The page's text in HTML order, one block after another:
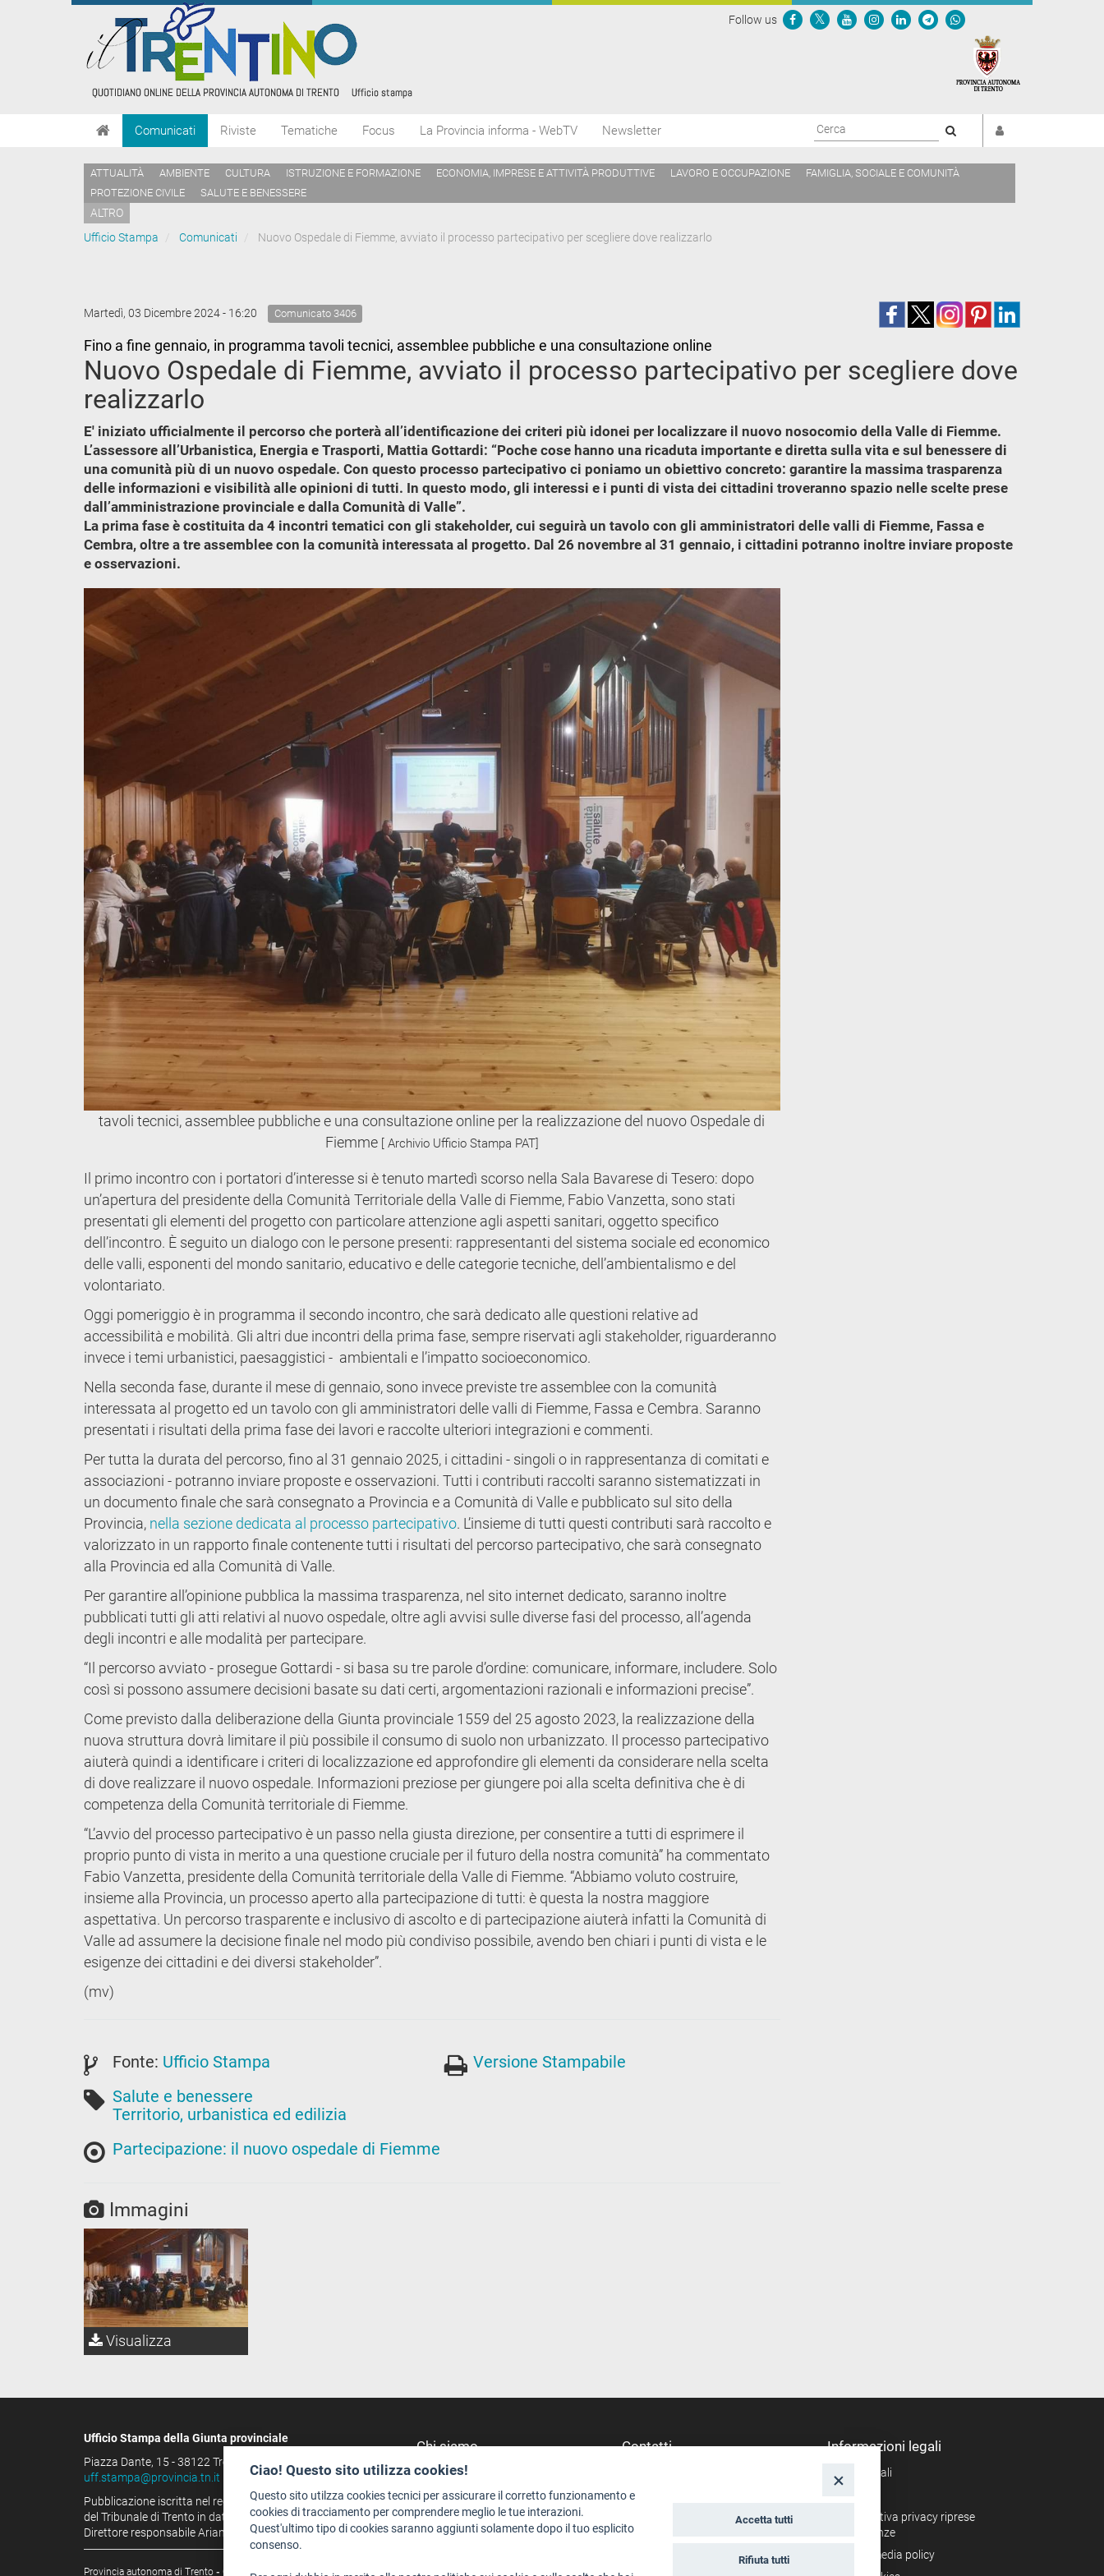
Follow us
Comunicati Riviste Tematiche Focus La Provincia informa - WebTV Newsletter
ATTUALITÀ AMBIENTE CULTURA ISTRUZIONE E FORMAZIONE ECONOMIA, IMPRESE E ATTIVITÀ PRODUTTIVE LAVORO E OCCUPAZIONE
FAMIGLIA, SOCIALE E COMUNITÀ
PROTEZIONE CIVILE
SALUTE E BENESSERE
ALTRO
Ufficio Stampa
Comunicati Nuovo Ospedale di Fiemme, avviato il processo partecipativo per scegliere dove realizzarlo
Martedì, 03 Dicembre 2024 - 16:20 Comunicato 3406
Fino a fine gennaio, in programma tavoli tecnici, assemblee pubbliche e una consultazione online
Nuovo Ospedale di Fiemme, avviato il processo partecipativo per scegliere dove
realizzarlo
E' iniziato ufficialmente il percorso che porterà all’identificazione dei criteri più idonei per localizzare il nuovo nosocomio della Valle di Fiemme.
L’assessore all’Urbanistica, Energia e Trasporti, Mattia Gottardi: “Poche cose hanno una ricaduta importante e diretta sulla vita e sul benessere di
una comunità più di un nuovo ospedale. Con questo processo partecipativo ci poniamo un obiettivo concreto: garantire la massima trasparenza
delle informazioni e visibilità alle opinioni di tutti. In questo modo, gli interessi e i punti di vista dei cittadini troveranno spazio nelle scelte prese
dall’amministrazione provinciale e dalla Comunità di Valle”.
La prima fase è costituita da 4 incontri tematici con gli stakeholder, cui seguirà un tavolo con gli amministratori delle valli di Fiemme, Fassa e
Cembra, oltre a tre assemblee con la comunità interessata al progetto. Dal 26 novembre al 31 gennaio, i cittadini potranno inoltre inviare proposte
e osservazioni.
tavoli tecnici, assemblee pubbliche e una consultazione online per la realizzazione del nuovo Ospedale di
Fiemme [ Archivio Ufficio Stampa PAT]
Il primo incontro con i portatori d’interesse si è tenuto martedì scorso nella Sala Bavarese di Tesero: dopo
un’apertura del presidente della Comunità Territoriale della Valle di Fiemme, Fabio Vanzetta, sono stati
presentati gli elementi del progetto con particolare attenzione agli aspetti sanitari, oggetto specifico
dell’incontro. È seguito un dialogo con le persone presenti: rappresentanti del sistema sociale ed economico
delle valli, esponenti del mondo sanitario, educativo e delle categorie tecniche, dell’ambientalismo e del
volontariato.
Oggi pomeriggio è in programma il secondo incontro, che sarà dedicato alle questioni relative ad
accessibilità e mobilità. Gli altri due incontri della prima fase, sempre riservati agli stakeholder, riguarderanno
invece i temi urbanistici, paesaggistici - ambientali e l’impatto socioeconomico.
Nella seconda fase, durante il mese di gennaio, sono invece previste tre assemblee con la comunità
interessata al progetto ed un tavolo con gli amministratori delle valli di Fiemme, Fassa e Cembra. Saranno
presentati i risultati della prima fase dei lavori e raccolte ulteriori integrazioni e commenti.
Per tutta la durata del percorso, fino al 31 gennaio 2025, i cittadini - singoli o in rappresentanza di comitati e
associazioni - potranno inviare proposte e osservazioni. Tutti i contributi raccolti saranno sistematizzati in
un documento finale che sarà consegnato a Provincia e a Comunità di Valle e pubblicato sul sito della
Provincia, nella sezione dedicata al processo partecipativo. L’insieme di tutti questi contributi sarà raccolto e
valorizzato in un rapporto finale contenente tutti i risultati del percorso partecipativo, che sarà consegnato
alla Provincia ed alla Comunità di Valle.
Per garantire all’opinione pubblica la massima trasparenza, nel sito internet dedicato, saranno inoltre
pubblicati tutti gli atti relativi al nuovo ospedale, oltre agli avvisi sulle diverse fasi del processo, all’agenda
degli incontri e alle modalità per partecipare.
“Il percorso avviato - prosegue Gottardi - si basa su tre parole d’ordine: comunicare, informare, includere. Solo
così si possono assumere decisioni basate su dati certi, argomentazioni razionali e informazioni precise”.
Come previsto dalla deliberazione della Giunta provinciale 1559 del 25 agosto 2023, la realizzazione della
nuova struttura dovrà limitare il più possibile il consumo di suolo non urbanizzato. Il processo partecipativo
aiuterà quindi a identificare i criteri di localizzazione ed approfondire gli elementi da considerare nella scelta
di dove realizzare il nuovo ospedale. Informazioni preziose per giungere poi alla scelta definitiva che è di
competenza della Comunità territoriale di Fiemme.
“L’avvio del processo partecipativo è un passo nella giusta direzione, per consentire a tutti di esprimere il
proprio punto di vista in merito a una questione cruciale per il futuro della nostra comunità” ha commentato
Fabio Vanzetta, presidente della Comunità territoriale della Valle di Fiemme. “Abbiamo voluto costruire,
insieme alla Provincia, un processo aperto alla partecipazione di tutti: è questa la nostra maggiore
aspettativa. Un percorso trasparente e inclusivo di ascolto e di partecipazione aiuterà infatti la Comunità di
Valle ad assumere la decisione finale nel modo più condiviso possibile, avendo ben chiari i punti di vista e le
esigenze dei cittadini e dei diversi stakeholder”.
(mv)
Fonte: Ufficio Stampa
Salute e benessere
Territorio, urbanistica ed edilizia
Partecipazione: il nuovo ospedale di Fiemme
Versione Stampabile
Immagini
Visualizza
Ufficio Stampa della Giunta provinciale
Piazza Dante, 15 - 38122 Trento (IT)
uff.stampa@provincia.tn.it
Pubblicazione iscritta nel registro della stampa
del Tribunale di Trento in data 13.08.1963 al n. 100
Direttore responsabile Arianna Tamburini
Provincia autonoma di Trento - C.F. e P.IVA: 00337460224
Chi siamo
Redazione
Staff
Format - Centro Audiovisivi
Trentino Film Commission
Contatti
Struttura di riferimento
Informazioni legali
Note legali
Informativa privacy riprese
conferenze
Social media policy
Ciao! Questo sito utilizza cookies!
Questo sito utilzza cookies tecnici per assicurare il corretto funzionamento e
cookies di tracciamento per comprendere meglio le tue interazioni.
Quest'ultimo tipo di cookies saranno aggiunti solamente dopo il tuo esplicito
consenso.
Accetta tutti
Rifiuta tutti